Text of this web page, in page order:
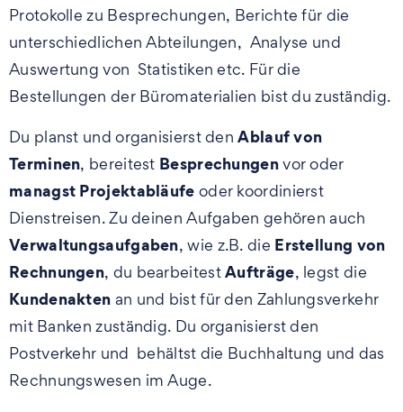
Protokolle zu Besprechungen, Berichte für die
unterschiedlichen Abteilungen, Analyse und
Auswertung von Statistiken etc. Für die
Bestellungen der Büromaterialien bist du zuständig.
Du planst und organisierst denAblauf von
Terminen, bereitest Besprechungenvor oder
managst Projektabläufe oder koordinierst
Dienstreisen. Zu deinen Aufgaben gehören auch
Verwaltungsaufgaben, wie z.B. die Erstellung von
Rechnungen, du bearbeitestAufträge, legst die
Kundenakten an und bist für den Zahlungsverkehr
mit Banken zuständig. Du organisierst den
Postverkehr und behältst die Buchhaltung und das
Rechnungswesen im Auge.